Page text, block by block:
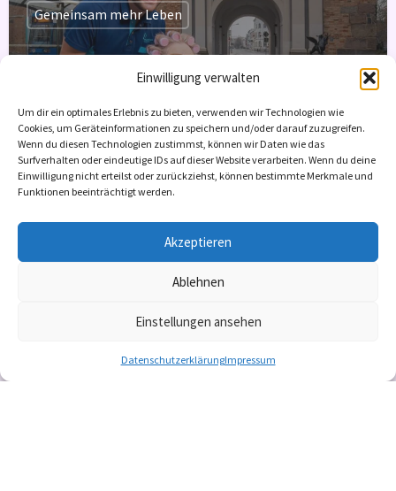
Einwilligung verwalten
Um dir ein optimales Erlebnis zu bieten, verwenden wir Technologien wie
Cookies, um Geräteinformationen zu speichern und/oder darauf zuzugreifen.
Wenn du diesen Technologien zustimmst, können wir Daten wie das
Surfverhalten oder eindeutige IDs auf dieser Website verarbeiten. Wenn du deine
Einwilligung nicht erteilst oder zurückziehst, können bestimmte Merkmale und
Funktionen beeinträchtigt werden.
Akzeptieren
Ablehnen
Einstellungen ansehen
DatenschutzerklärungImpressum
MeckCura Pflegedienst GmbH
Freie Kapazitäten: 10
Gemeinsam mehr Leben
Pflegeberatung nach §37.3